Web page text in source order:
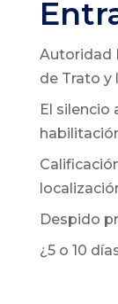
Autoridad
de Trato y
El silencio
Despido
¿5 o 10